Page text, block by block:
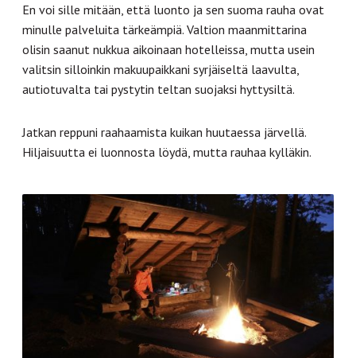
En voi sille mitään, että luonto ja sen suoma rauha ovat
minulle palveluita tärkeämpiä. Valtion maanmittarina
olisin saanut nukkua aikoinaan hotelleissa, mutta usein
valitsin silloinkin makuupaikkani syrjäiseltä laavulta,
autiotuvalta tai pystytin teltan suojaksi hyttysiltä.
Jatkan reppuni raahaamista kuikan huutaessa järvellä.
Hiljaisuutta ei luonnosta löydä, mutta rauhaa kylläkin.